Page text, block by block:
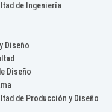
de Ingeniería
Diseño
Diseño
de Producción y Diseño